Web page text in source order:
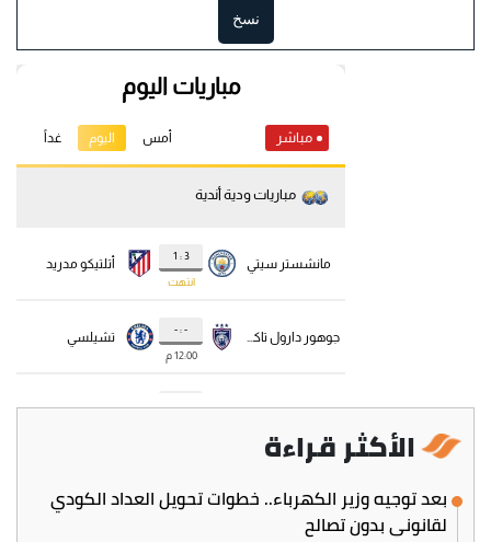
نسخ
الأكثر قراءة
بعد توجيه وزير الكهرباء.. خطوات تحويل العداد الكودي
لقانوني بدون تصالح